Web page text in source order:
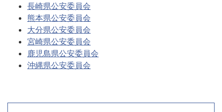
長崎県公安委員会
熊本県公安委員会
大分県公安委員会
宮崎県公安委員会
鹿児島県公安委員会
沖縄県公安委員会